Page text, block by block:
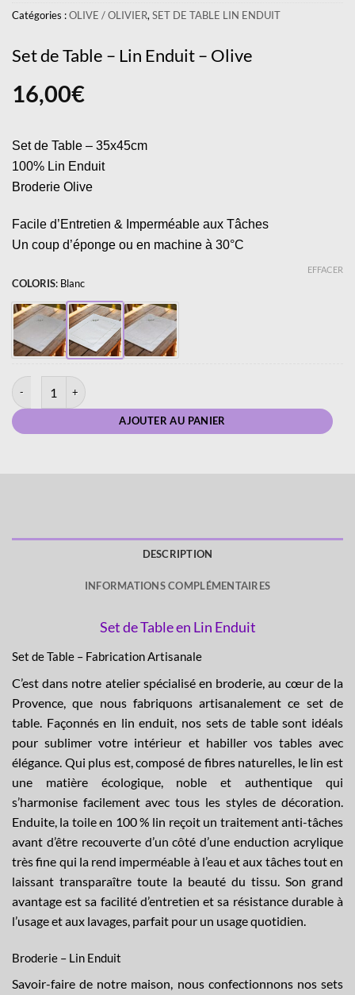
Catégories :OLIVE / OLIVIER, SET DE TABLE LIN ENDUIT
Set de Table – Lin Enduit – Olive
16,00€
Set de Table – 35x45cm
100% Lin Enduit
Broderie Olive
Facile d’Entretien & Imperméable aux Tâches
Un coup d’éponge ou en machine à 30°C
COLORIS: Blanc
EFFACER
quantité de Set de Table - Lin Enduit - Olive
AJOUTER AU PANIER
DESCRIPTION
INFORMATIONS COMPLÉMENTAIRES
Set de Table en Lin Enduit
Set de Table – Fabrication Artisanale
C’est dans notre atelier spécialisé en broderie, au cœur de la
Provence, que nous fabriquons artisanalement ce set de
table. Façonnés en lin enduit, nos sets de table sont idéals
pour sublimer votre intérieur et habiller vos tables avec
élégance. Qui plus est, composé de fibres naturelles, le lin est
une matière écologique, noble et authentique qui
s’harmonise facilement avec tous les styles de décoration.
Enduite, la toile en 100 % lin reçoit un traitement anti-tâches
avant d’être recouverte d’un côté d’une enduction acrylique
très fine qui la rend imperméable à l’eau et aux tâches tout en
laissant transparaître toute la beauté du tissu. Son grand
avantage est sa facilité d’entretien et sa résistance durable à
l’usage et aux lavages, parfait pour un usage quotidien.
Broderie – Lin Enduit
Savoir-faire de notre maison, nous confectionnons nos sets